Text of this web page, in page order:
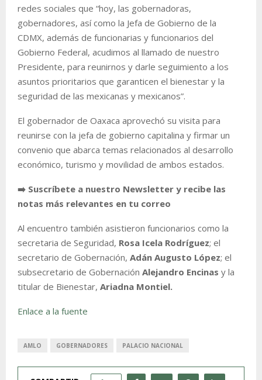
redes sociales que “hoy, las gobernadoras,
gobernadores, así como la Jefa de Gobierno de la
CDMX, además de funcionarias y funcionarios del
Gobierno Federal, acudimos al llamado de nuestro
Presidente, para reunirnos y darle seguimiento a los
asuntos prioritarios que garanticen el bienestar y la
seguridad de las mexicanas y mexicanos”.
El gobernador de Oaxaca aprovechó su visita para
reunirse con la jefa de gobierno capitalina y firmar un
convenio que abarca temas relacionados al desarrollo
económico, turismo y movilidad de ambos estados.
➡️ Suscríbete a nuestro Newsletter y recibe las
notas más relevantes en tu correo
Al encuentro también asistieron funcionarios como la
secretaria de Seguridad, Rosa Icela Rodríguez; el
secretario de Gobernación, Adán Augusto López; el
subsecretario de Gobernación Alejandro Encinas y la
titular de Bienestar, Ariadna Montiel.
Enlace a la fuente
AMLO GOBERNADORES PALACIO NACIONAL